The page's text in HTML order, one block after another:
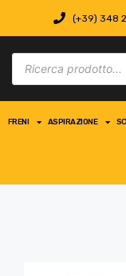
(+39) 348
FRENI ASPIRAZIONE